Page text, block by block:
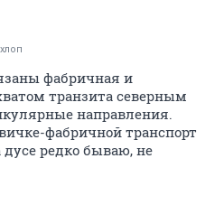
фабричная и
транзита северным
направления.
фабричной транспорт
редко бываю, не